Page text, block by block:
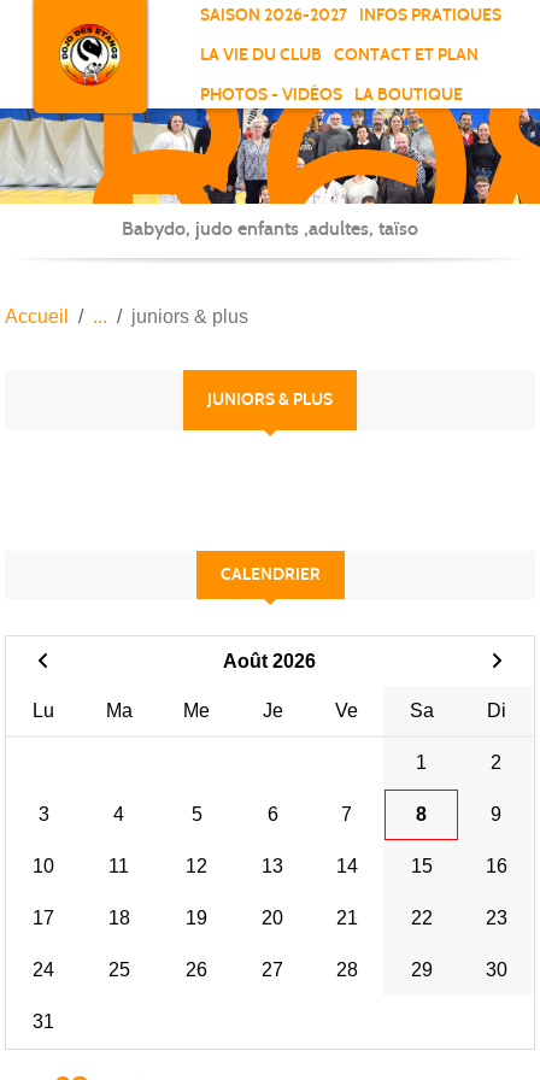
SAISON 2026-2027
INFOS PRATIQUES
LA VIE DU CLUB
CONTACT ET PLAN
PHOTOS - VIDÉOS
LA BOUTIQUE
-
-
Babydo, judo enfants ,adultes, taïso
Accueil juniors & plus
JUNIORS & PLUS
CALENDRIER
Août 2026
Lu Ma Me Je Ve Sa Di
1 2
3 4 5 6 7 8 9
10 11 12 13 14 15 16
17 18 19 20 21 22 23
24 25 26 27 28 29 30
31
Panneau de gestion des cookies